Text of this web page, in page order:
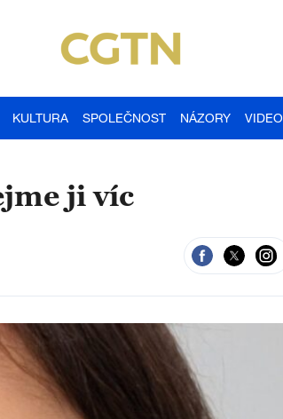
KULTURA SPOLEČNOST NÁZORY VIDEO
ji víc